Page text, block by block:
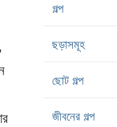
গল্প
ছড়াসমূহ
ছোট গল্প
জীবনের গল্প